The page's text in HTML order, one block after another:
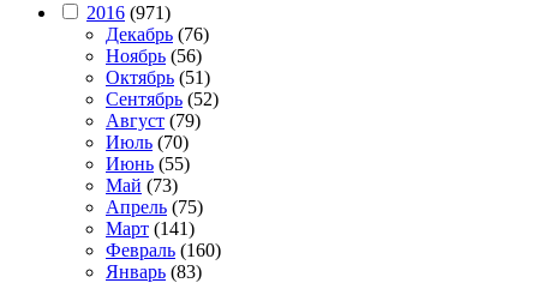
2016 (971)
Декабрь (76)
Ноябрь (56)
Октябрь (51)
Сентябрь (52)
Август (79)
Июль (70)
Июнь (55)
Май (73)
Апрель (75)
Март (141)
Февраль (160)
Январь (83)